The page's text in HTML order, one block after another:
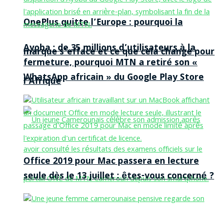
OnePlus quitte l’Europe : pourquoi la
marque s’efface et ce que cela change pour
l’Afrique
Ayoba : de 35 millions d’utilisateurs à la
fermeture, pourquoi MTN a retiré son «
WhatsApp africain » du Google Play Store
Office 2019 pour Mac passera en lecture
seule dès le 13 juillet : êtes-vous concerné ?